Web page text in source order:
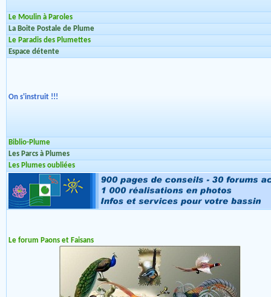
Le Moulin à Paroles
La Boite Postale de Plume
Le Paradis des Plumettes
Espace détente
On s'instruit !!!
Biblio-Plume
Les Parcs à Plumes
Les Plumes oubliées
Le forum Paons et Faisans